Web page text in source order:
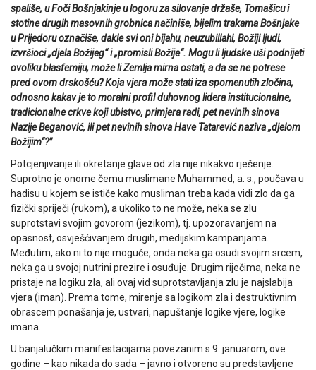
spališe, u Foči Bošnjakinje u logoru za silovanje držaše, Tomašicu i
stotine drugih masovnih grobnica načiniše, bijelim trakama Bošnjake
u Prijedoru označiše, dakle svi oni bijahu, neuzubillahi, Božiji ljudi,
izvršioci „djela Božijeg“ i „promisli Božije“. Mogu li ljudske uši podnijeti
ovoliku blasfemiju, može li Zemlja mirna ostati, a da se ne potrese
pred ovom drskošću? Koja vjera može stati iza spomenutih zločina,
odnosno kakav je to moralni profil duhovnog lidera institucionalne,
tradicionalne crkve koji ubistvo, primjera radi, pet nevinih sinova
Nazije Beganović, ili pet nevinih sinova Have Tatarević naziva „djelom
Božijim“?”
Potcjenjivanje ili okretanje glave od zla nije nikakvo rješenje.
Suprotno je onome čemu muslimane Muhammed, a. s., poučava u
hadisu u kojem se ističe kako musliman treba kada vidi zlo da ga
fizički spriječi (rukom), a ukoliko to ne može, neka se zlu
suprotstavi svojim govorom (jezikom), tj. upozoravanjem na
opasnost, osvješćivanjem drugih, medijskim kampanjama.
Međutim, ako ni to nije moguće, onda neka ga osudi svojim srcem,
neka ga u svojoj nutrini prezire i osuđuje. Drugim riječima, neka ne
pristaje na logiku zla, ali ovaj vid suprotstavljanja zlu je najslabija
vjera (iman). Prema tome, mirenje sa logikom zla i destruktivnim
obrascem ponašanja je, ustvari, napuštanje logike vjere, logike
imana.
U banjalučkim manifestacijama povezanim s 9. januarom, ove
godine – kao nikada do sada – javno i otvoreno su predstavljene